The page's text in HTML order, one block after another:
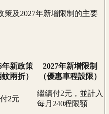
策及2027年新增限制的主要
年新政策
蚊兩折）
2027年新增限制
（優惠車程設限）
2元
繼續付2元，並計入
每月240程限額